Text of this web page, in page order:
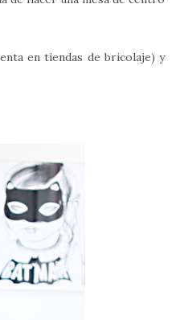
en tiendas de bricolaje) y